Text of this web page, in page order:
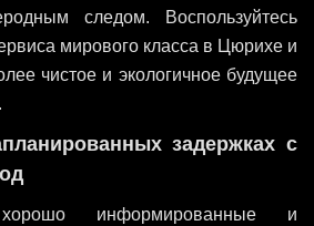
следом. Воспользуйтесь
мирового класса в Цюрихе и
чистое и экологичное будущее
задержках с
информированные и